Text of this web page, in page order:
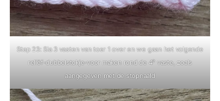
Stap 23: Sla 3 vasten van toer 1 over en we gaan het volgende
reliëf-dubbelstokje-voor maken rond de 4e vaste, zoals
aangegeven met de stopnaald